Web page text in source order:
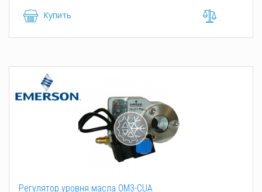
Купить
Регулятор уровня масла OM3-CUA